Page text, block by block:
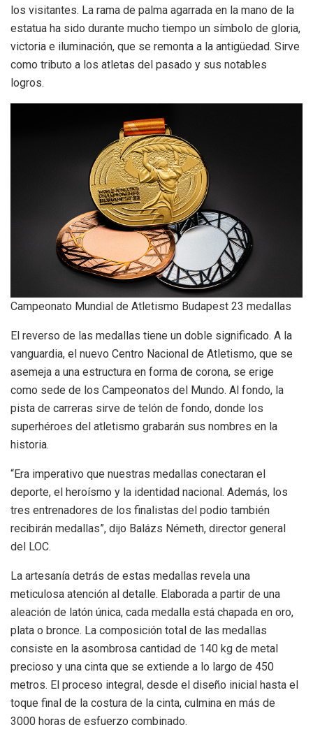
los visitantes. La rama de palma agarrada en la mano de la
estatua ha sido durante mucho tiempo un símbolo de gloria,
victoria e iluminación, que se remonta a la antigüedad. Sirve
como tributo a los atletas del pasado y sus notables
logros.
Campeonato Mundial de Atletismo Budapest 23 medallas
El reverso de las medallas tiene un doble significado. A la
vanguardia, el nuevo Centro Nacional de Atletismo, que se
asemeja a una estructura en forma de corona, se erige
como sede de los Campeonatos del Mundo. Al fondo, la
pista de carreras sirve de telón de fondo, donde los
superhéroes del atletismo grabarán sus nombres en la
historia.
“Era imperativo que nuestras medallas conectaran el
deporte, el heroísmo y la identidad nacional. Además, los
tres entrenadores de los finalistas del podio también
recibirán medallas”, dijo Balázs Németh, director general
del LOC.
La artesanía detrás de estas medallas revela una
meticulosa atención al detalle. Elaborada a partir de una
aleación de latón única, cada medalla está chapada en oro,
plata o bronce. La composición total de las medallas
consiste en la asombrosa cantidad de 140 kg de metal
precioso y una cinta que se extiende a lo largo de 450
metros. El proceso integral, desde el diseño inicial hasta el
toque final de la costura de la cinta, culmina en más de
3000 horas de esfuerzo combinado.